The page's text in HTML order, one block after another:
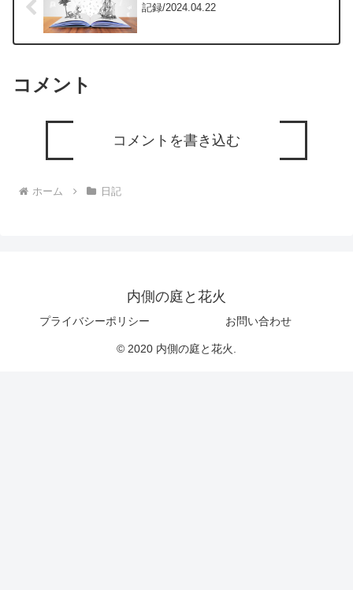
記録/2024.04.22
コメント
コメントを書き込む
ホーム 日記
内側の庭と花火
プライバシーポリシー お問い合わせ
© 2020 内側の庭と花火.